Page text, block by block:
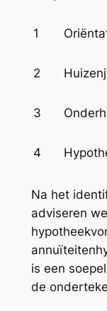
1
2
3
4
Na het
adviseren
is een
de